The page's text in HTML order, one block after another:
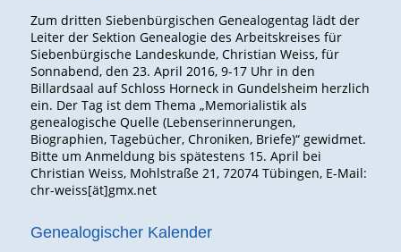
Zum dritten Siebenbürgischen Genealogentag lädt der
Leiter der Sektion Genealogie des Arbeitskreises für
Siebenbürgische Landeskunde, Christian Weiss, für
Sonnabend, den 23. April 2016, 9-17 Uhr in den
Billardsaal auf Schloss Horneck in Gundelsheim herzlich
ein. Der Tag ist dem Thema „Memorialistik als
genealogische Quelle (Lebenserinnerungen,
Biographien, Tagebücher, Chroniken, Briefe)“ gewidmet.
Bitte um Anmeldung bis spätestens 15. April bei
Christian Weiss, Mohlstraße 21, 72074 Tübingen, E-Mail:
chr-weiss[ät]gmx.net
Genealogischer Kalender